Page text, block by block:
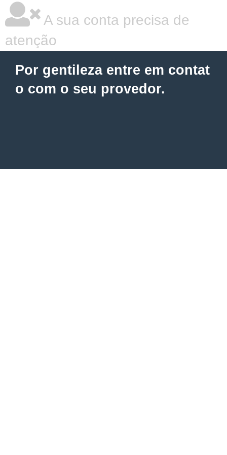
A sua conta precisa de
atenção
Por gentileza entre em contat
o com o seu provedor.